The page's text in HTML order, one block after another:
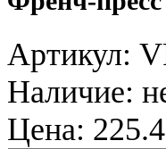
Артикул:
Наличие:
Цена: